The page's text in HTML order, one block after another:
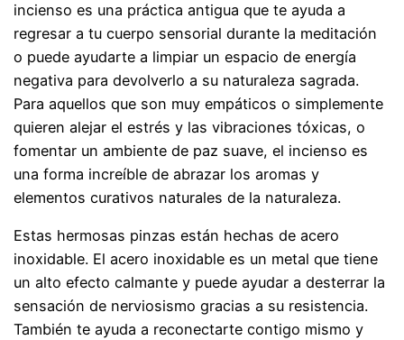
incienso es una práctica antigua que te ayuda a
regresar a tu cuerpo sensorial durante la meditación
o puede ayudarte a limpiar un espacio de energía
negativa para devolverlo a su naturaleza sagrada.
Para aquellos que son muy empáticos o simplemente
quieren alejar el estrés y las vibraciones tóxicas, o
fomentar un ambiente de paz suave, el incienso es
una forma increíble de abrazar los aromas y
elementos curativos naturales de la naturaleza.
Estas hermosas pinzas están hechas de acero
inoxidable. El acero inoxidable es un metal que tiene
un alto efecto calmante y puede ayudar a desterrar la
sensación de nerviosismo gracias a su resistencia.
También te ayuda a reconectarte contigo mismo y